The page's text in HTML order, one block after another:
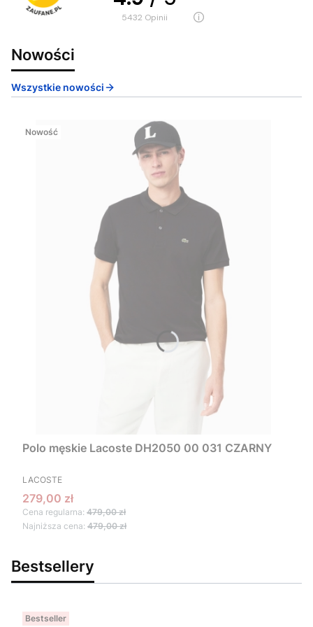
5432 opinii
Nowości
Wszystkie nowości
Nowość
Polo męskie Lacoste DH2050 00 031 CZARNY
PRODUCENT
LACOSTE
Cena promocyjna
279,00 zł
Cena regularna: 479,00 zł
Najniższa cena: 479,00 zł
Bestsellery
Bestseller